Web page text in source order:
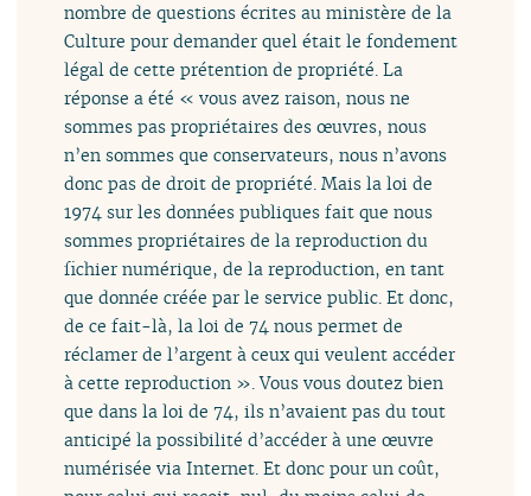
nombre de questions écrites au ministère de la
Culture pour demander quel était le fondement
légal de cette prétention de propriété. La
réponse a été « vous avez raison, nous ne
sommes pas propriétaires des œuvres, nous
n’en sommes que conservateurs, nous n’avons
donc pas de droit de propriété. Mais la loi de
1974 sur les données publiques fait que nous
sommes propriétaires de la reproduction du
fichier numérique, de la reproduction, en tant
que donnée créée par le service public. Et donc,
de ce fait-là, la loi de 74 nous permet de
réclamer de l’argent à ceux qui veulent accéder
à cette reproduction ». Vous vous doutez bien
que dans la loi de 74, ils n’avaient pas du tout
anticipé la possibilité d’accéder à une œuvre
numérisée via Internet. Et donc pour un coût,